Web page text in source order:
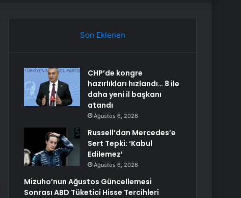
Son Eklenen
CHP’de kongre
hazırlıkları hızlandı… 8 ile
daha yeni il başkanı
atandı
Ağustos 6, 2026
Russell’dan Mercedes’e
Sert Tepki: ‘Kabul
Edilemez’
Ağustos 6, 2026
Mizuho’nun Ağustos Güncellemesi
Sonrası ABD Tüketici Hisse Tercihleri